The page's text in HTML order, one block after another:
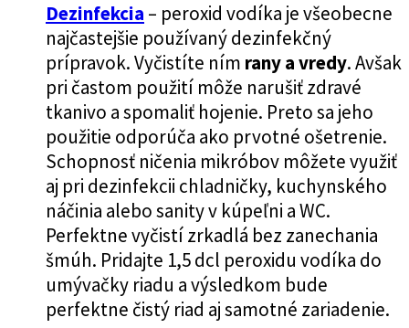
Dezinfekcia – peroxid vodíka je všeobecne
najčastejšie používaný dezinfekčný
prípravok. Vyčistíte ním rany a vredy. Avšak
pri častom použití môže narušiť zdravé
tkanivo a spomaliť hojenie. Preto sa jeho
použitie odporúča ako prvotné ošetrenie.
Schopnosť ničenia mikróbov môžete využiť
aj pri dezinfekcii chladničky, kuchynského
náčinia alebo sanity v kúpeľni a WC.
Perfektne vyčistí zrkadlá bez zanechania
šmúh. Pridajte 1,5 dcl peroxidu vodíka do
umývačky riadu a výsledkom bude
perfektne čistý riad aj samotné zariadenie.